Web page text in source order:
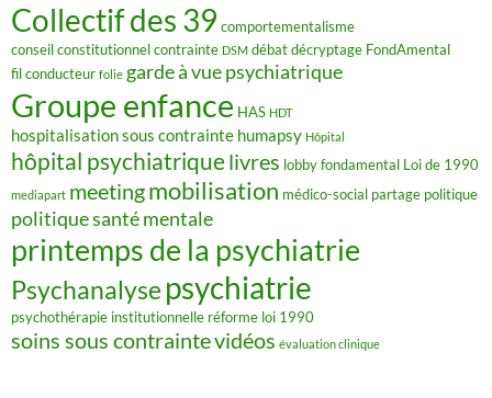
Collectif des 39 comportementalisme
conseil constitutionnelcontrainte DSM débatdécryptage FondAmental
fil conducteur folie garde à vue psychiatrique
Groupe enfance HAS HDT
hospitalisation sous contrainte humapsy Hôpital
hôpital psychiatriquelivres lobby fondamental Loi de 1990
mediapart meetingmobilisation médico-social partage politique
politique santé mentale
printemps de la psychiatrie
Psychanalyse psychiatrie
psychothérapie institutionnelle réforme loi 1990
soins sous contraintevidéos évaluation clinique